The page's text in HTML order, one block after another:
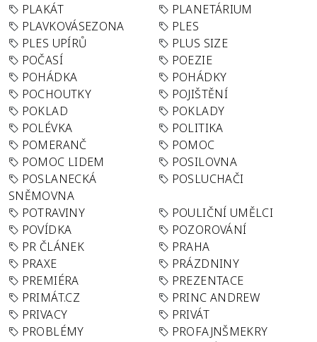
PLAKÁT
PLANETÁRIUM
PLAVKOVÁSEZONA
PLES
PLES UPÍRŮ
PLUS SIZE
POČASÍ
POEZIE
POHÁDKA
POHÁDKY
POCHOUTKY
POJIŠTĚNÍ
POKLAD
POKLADY
POLÉVKA
POLITIKA
POMERANČ
POMOC
POMOC LIDEM
POSILOVNA
POSLANECKÁ
SNĚMOVNA
POSLUCHAČI
POTRAVINY
POULIČNÍ UMĚLCI
POVÍDKA
POZOROVÁNÍ
PR ČLÁNEK
PRAHA
PRAXE
PRÁZDNINY
PREMIÉRA
PREZENTACE
PRIMÁT.CZ
PRINC ANDREW
PRIVACY
PRIVÁT
PROBLÉMY
PROFAJNŠMEKRY